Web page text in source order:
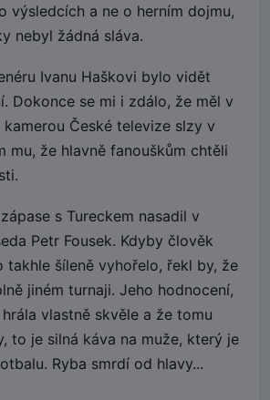
výsledcích a ne o herním dojmu,
nebyl žádná sláva.
Ivanu Haškovi bylo vidět
Dokonce se mi i zdálo, že měl v
České televize slzy v
mu, že hlavně fanouškům chtěli
s Tureckem nasadil v
Petr Fousek. Kdyby člověk
takhle šíleně vyhořelo, řekl by, že
jiném turnaji. Jeho hodnocení,
vlastně skvěle a že tomu
to je silná káva na muže, který je
Ryba smrdí od hlavy...